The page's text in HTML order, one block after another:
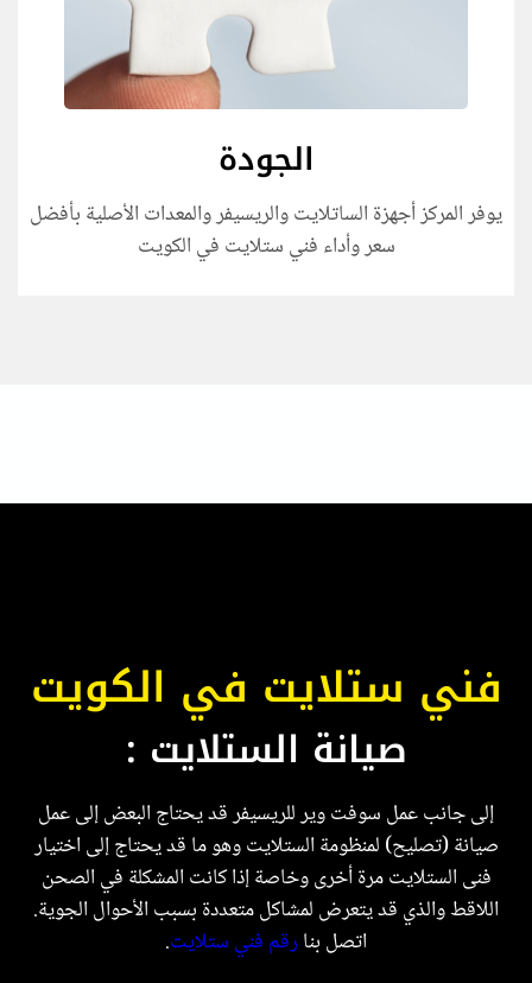
الجودة
يوفر المركز أجهزة الساتلايت والريسيفر والمعدات الأصلية بأفضل
سعر وأداء فني ستلايت في الكويت
فني ستلايت في الكويت
صيانة الستلايت :
إلى جانب عمل سوفت وير للريسيفر قد يحتاج البعض إلى عمل
صيانة (تصليح) لمنظومة الستلايت وهو ما قد يحتاج إلى اختيار
فنى الستلايت مرة أخرى وخاصة إذا كانت المشكلة في الصحن
اللاقط والذي قد يتعرض لمشاكل متعددة بسبب الأحوال الجوية.
اتصل بنا رقم فني ستلايت.